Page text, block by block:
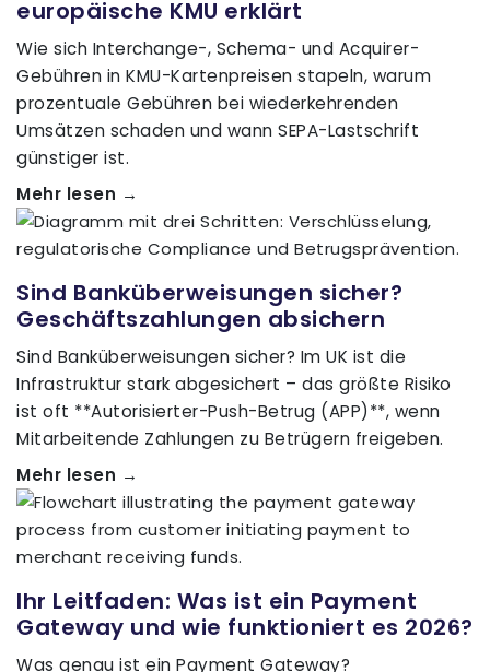
europäische KMU erklärt
Wie sich Interchange-, Schema- und Acquirer-
Gebühren in KMU-Kartenpreisen stapeln, warum
prozentuale Gebühren bei wiederkehrenden
Umsätzen schaden und wann SEPA-Lastschrift
günstiger ist.
Mehr lesen →
Sind Banküberweisungen sicher?
Geschäftszahlungen absichern
Sind Banküberweisungen sicher? Im UK ist die
Infrastruktur stark abgesichert – das größte Risiko
ist oft **Autorisierter-Push-Betrug (APP)**, wenn
Mitarbeitende Zahlungen zu Betrügern freigeben.
Mehr lesen →
Ihr Leitfaden: Was ist ein Payment
Gateway und wie funktioniert es 2026?
Was genau ist ein Payment Gateway?